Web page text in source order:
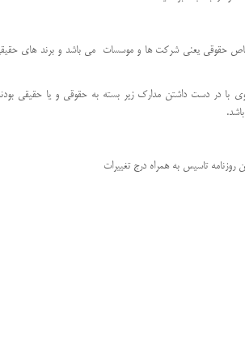
حقوقی یعنی شرکت ها و موسسات می باشد و برند های
با در دست داشتن مدارک زیر بسته به حقوقی و یا حقیقی
تاسیس به همراه درج تغییرات